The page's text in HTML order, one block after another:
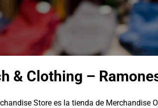
& Clothing –
Store es la tienda de Merchandise